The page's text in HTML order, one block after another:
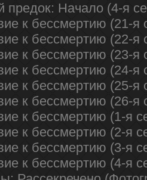
предок: Начало (4-я
к бессмертию (21-я
к бессмертию (22-я
к бессмертию (23-я
к бессмертию (24-я
к бессмертию (25-я
к бессмертию (26-я
к бессмертию (1-я
к бессмертию (2-я
к бессмертию (3-я
к бессмертию (4-я